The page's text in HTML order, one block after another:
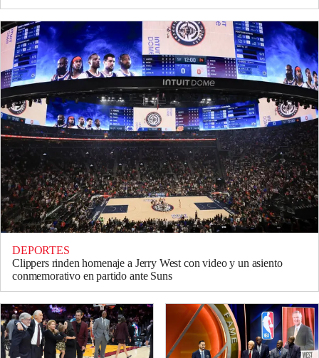
DEPORTES
Clippers rinden homenaje a Jerry West con video y un asiento
conmemorativo en partido ante Suns